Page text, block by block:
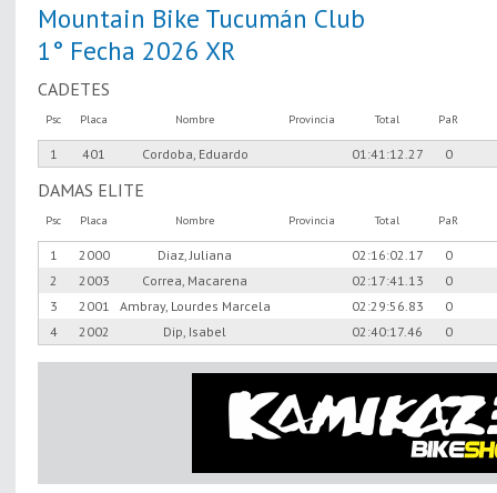
Mountain Bike Tucumán Club
1° Fecha 2026 XR
CADETES
Psc Placa Nombre Provincia Total PaR
1 401 Cordoba, Eduardo 01:41:12.27 0
DAMAS ELITE
Psc Placa Nombre Provincia Total PaR
1 2000 Diaz, Juliana 02:16:02.17
0
2
2003 Correa, Macarena 02:17:41.13
0
3
2001 Ambray, Lourdes Marcela 02:29:56.83
0
4
2002 Dip, Isabel 02:40:17.46 0